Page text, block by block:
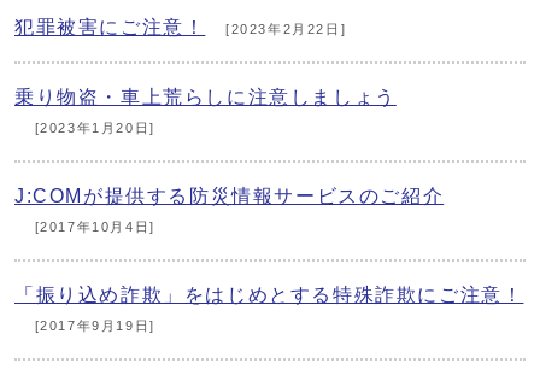
犯罪被害にご注意！ [2023年2月22日]
乗り物盗・車上荒らしに注意しましょう
[2023年1月20日]
J:COMが提供する防災情報サービスのご紹介
[2017年10月4日]
「振り込め詐欺」をはじめとする特殊詐欺にご注意！
[2017年9月19日]